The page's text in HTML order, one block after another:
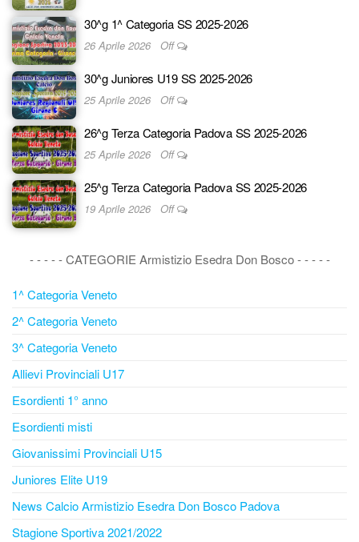
30^g 1^ Categoria SS 2025-2026
26 Aprile 2026 Off
30^g Juniores U19 SS 2025-2026
25 Aprile 2026 Off
26^g Terza Categoria Padova SS 2025-2026
25 Aprile 2026 Off
25^g Terza Categoria Padova SS 2025-2026
19 Aprile 2026 Off
- - - - - CATEGORIE Armistizio Esedra Don Bosco - - - - -
1^ Categoria Veneto
2^ Categoria Veneto
3^ Categoria Veneto
Allievi Provinciali U17
Esordienti 1° anno
Esordienti misti
Giovanissimi Provinciali U15
Juniores Elite U19
News Calcio Armistizio Esedra Don Bosco Padova
Stagione Sportiva 2021/2022